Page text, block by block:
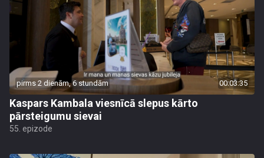
pirms 2 dienām, 6 stundām 00:03:35
Kaspars Kambala viesnīcā slepus kārto
pārsteigumu sievai
55. epizode